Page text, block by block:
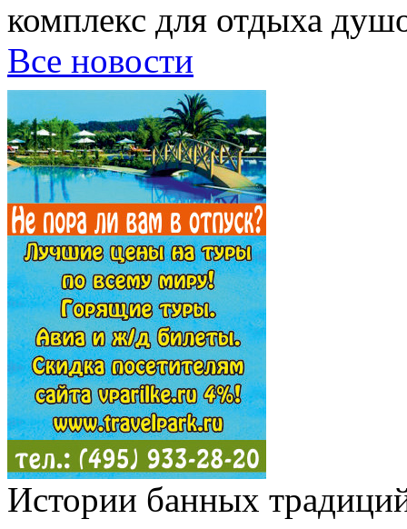
комплекс для отдыха
Все новости
Истории банных